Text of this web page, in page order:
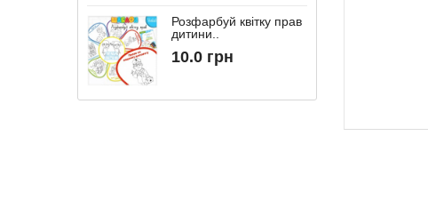
Розфарбуй квітку прав
дитини..
10.0 грн